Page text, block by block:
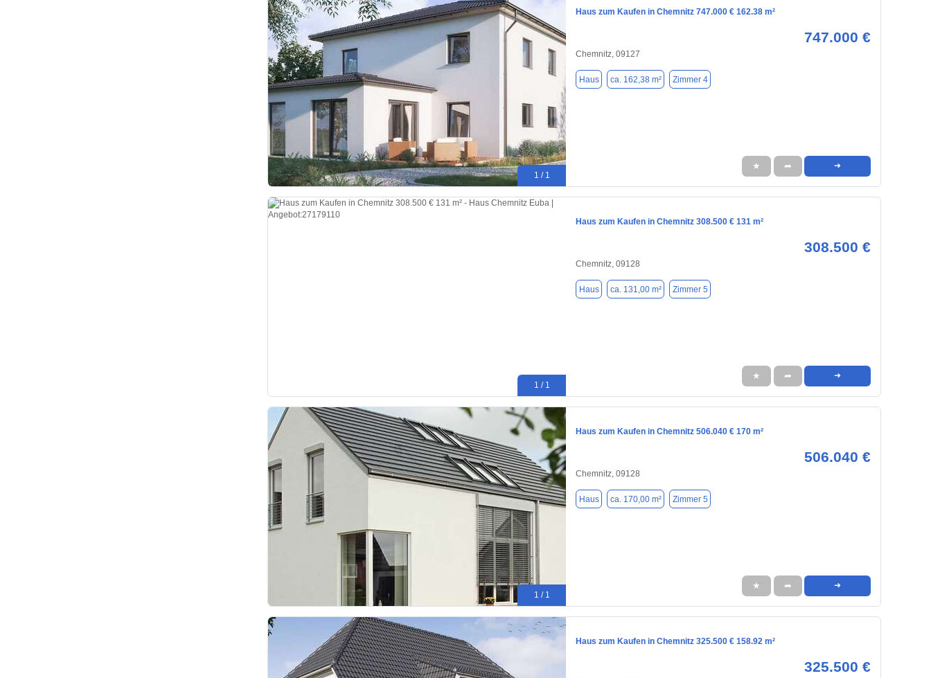
1 / 1
Haus zum Kaufen in Chemnitz 747.000 € 162.38 m²
747.000 €
Chemnitz, 09127
Haus ca. 162,38 m² Zimmer 4
★ ➦ ➜
1 / 1
Haus zum Kaufen in Chemnitz 308.500 € 131 m²
308.500 €
Chemnitz, 09128
Haus ca. 131,00 m² Zimmer 5
★ ➦ ➜
1 / 1
Haus zum Kaufen in Chemnitz 506.040 € 170 m²
506.040 €
Chemnitz, 09128
Haus ca. 170,00 m² Zimmer 5
★ ➦ ➜
Haus zum Kaufen in Chemnitz 325.500 € 158.92 m²
325.500 €